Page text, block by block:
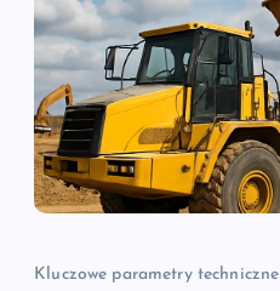
a
w
p
Kluczowe parametry techniczne